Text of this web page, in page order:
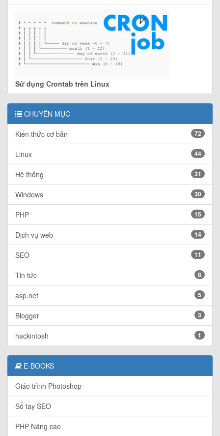
Sử dụng Crontab trên Linux
CHUYÊN MỤC
Kiến thức cơ bản 72
Linux 44
Hệ thống 31
Windows 30
PHP 15
Dịch vụ web 14
SEO 11
Tin tức 8
asp.net 5
Blogger 3
hackintosh 1
E-BOOKS
Giáo trình Photoshop
Sổ tay SEO
PHP Nâng cao